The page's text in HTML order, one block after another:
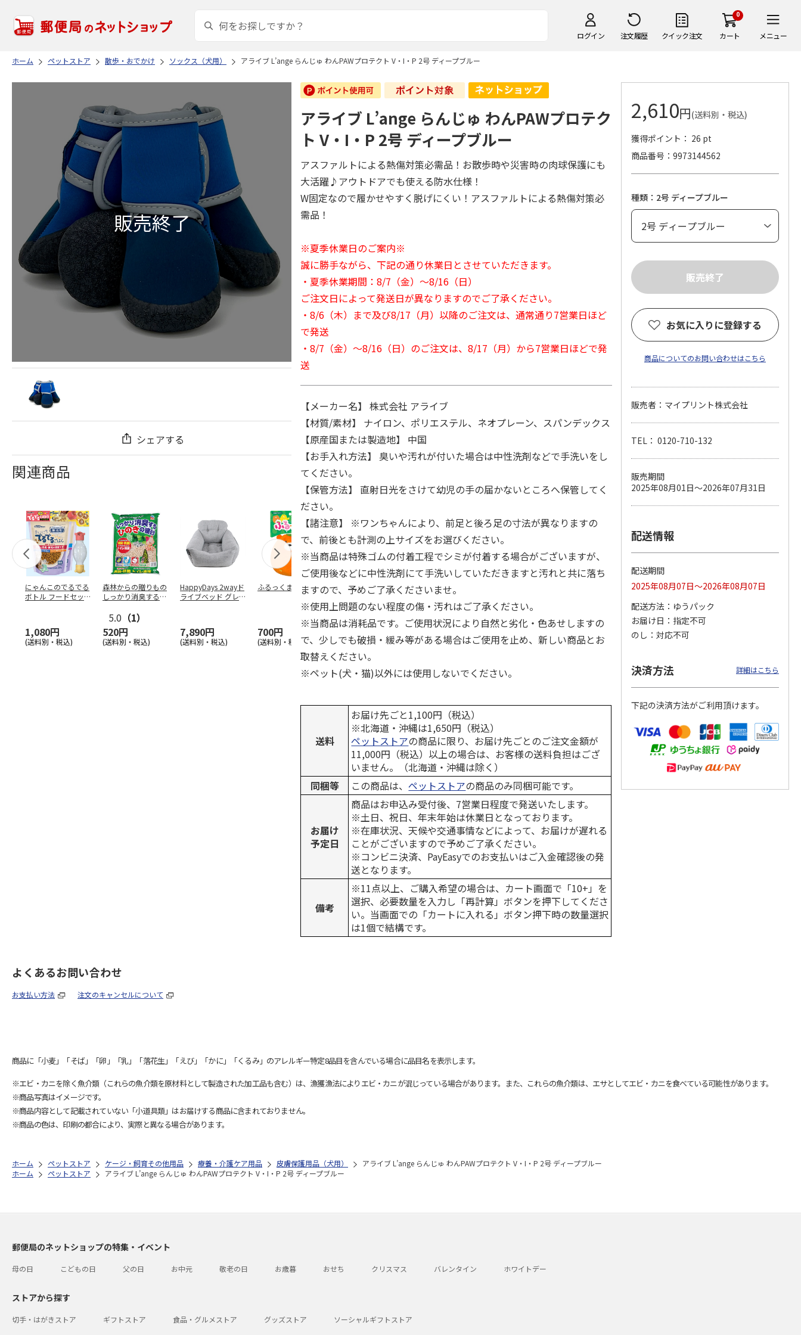
ログイン 注文履歴 クイック注文
0
カート メニュー
ホーム ペットストア 散歩・おでかけ ソックス（犬用） アライブ L’ange らんじゅ わんPAWプロテクト V・I・P 2号 ディープブルー
シェアする
関連商品
にゃんこのでるでる
ボトル フードセッ
1,080円
(送料別・税込)
森林からの贈りもの
しっかり消臭するひ
5.0 （1）
520円
(送料別・税込)
HappyDays 2wayド
ライブベッド グレ
7,890円
(送料別・税込)
ふるっくま みかん
700円
(送料別・税込)
デオトイレ 飛び散
らない消臭・抗菌サ
ンド 4L
1,320円
(送料別・税込)
獣医師開発 ニオイ
をとる砂専用 猫ト
イレ ナチュラルグ
1,550円
(送料別・税込)
ぐるぐるボーン型 S
470円
(送料別・税込)
120円
(送料別・税込)
ペット線香 虹のか
ローラルの香り
590円
(送料別・税込)
CIAO 香り立つクラ
アライブ L’ange らんじゅ わんPAWプロテク
ト V・I・P 2号 ディープブルー
アスファルトによる熱傷対策必需品！お散歩時や災害時の肉球保護にも
大活躍♪アウトドアでも使える防水仕様！
W固定なので履かせやすく脱げにくい！アスファルトによる熱傷対策必
需品！
※夏季休業日のご案内※
誠に勝手ながら、下記の通り休業日とさせていただきます。
・夏季休業期間：8/7（金）～8/16（日）
ご注文日によって発送日が異なりますのでご了承ください。
・8/6（木）まで及び8/17（月）以降のご注文は、通常通り7営業日ほど
で発送
・8/7（金）～8/16（日）のご注文は、8/17（月）から7営業日ほどで発
送
【メーカー名】 株式会社 アライブ
【材質/素材】 ナイロン、ポリエステル、ネオプレーン、スパンデックス
【原産国または製造地】 中国
【お手入れ方法】 臭いや汚れが付いた場合は中性洗剤などで手洗いをし
てください。
【保管方法】 直射日光をさけて幼児の手の届かないところへ保管してく
ださい。
【諸注意】 ※ワンちゃんにより、前足と後ろ足の寸法が異なりますの
で、前後とも計測の上サイズをお選びください。
※当商品は特殊ゴムの付着工程でシミが付着する場合がございますが、
ご使用後などに中性洗剤にて手洗いしていただきますと汚れと共に落ち
ますので、予めご了承くださいませ。
※使用上問題のない程度の傷・汚れはご了承ください。
※当商品は消耗品です。ご使用状況により自然と劣化・色あせしますの
で、少しでも破損・緩み等がある場合はご使用を止め、新しい商品とお
取替えください。
※ペット(犬・猫)以外には使用しないでください。
送料
お届け先ごと1,100円（税込）
※北海道・沖縄は1,650円（税込）
ペットストアの商品に限り、お届け先ごとのご注文金額が
11,000円（税込）以上の場合は、お客様の送料負担はござ
いません。（北海道・沖縄は除く）
同梱等
この商品は、ペットストアの商品のみ同梱可能です。
お届け
予定日
商品はお申込み受付後、7営業日程度で発送いたします。
※土日、祝日、年末年始は休業日となっております。
※在庫状況、天候や交通事情などによって、お届けが遅れる
ことがございますので予めご了承ください。
※コンビニ決済、PayEasyでのお支払いはご入金確認後の発
送となります。
備考
※11点以上、ご購入希望の場合は、カート画面で「10+」を
選択、必要数量を入力し「再計算」ボタンを押下してくださ
い。当画面での「カートに入れる」ボタン押下時の数量選択
は1個で結構です。
2,610円(送料別・税込)
獲得ポイント： 26 pt
商品番号
9973144562
種類：2号 ディープブルー
お気に入りに登録する
商品についてのお問い合わせはこちら
販売者：マイプリント株式会社
TEL： 0120-710-132
販売期間
2025年08月01日～2026年07月31日
配送情報
配送期間
2025年08月07日～2026年08月07日
配送方法
ゆうパック
お届け日
指定不可
のし
対応不可
決済方法 詳細はこちら
下記の決済方法がご利用頂けます。
よくあるお問い合わせ
お支払い方法 注文のキャンセルについて
商品に「小麦」「そば」「卵」「乳」「落花生」「えび」「かに」「くるみ」のアレルギー特定8品目を含んでいる場合に品目名を表示します。
※エビ・カニを除く魚介類（これらの魚介類を原材料として製造された加工品も含む）は、漁獲漁法によりエビ・カニが混じっている場合があります。また、これらの魚介類は、エサとしてエビ・カニを食べている可能性があります。
※商品写真はイメージです。
※商品内容として記載されていない「小道具類」はお届けする商品に含まれておりません。
※商品の色は、印刷の都合により、実際と異なる場合があります。
ホーム ペットストア ケージ・飼育その他用品 療養・介護ケア用品 皮膚保護用品（犬用）
アライブ L’ange らんじゅ わんPAWプロテクト V・I・P 2号 ディープブルー
ホーム
ペットストア アライブ L’ange らんじゅ わんPAWプロテクト V・I・P 2号 ディープブルー
郵便局のネットショップの特集・イベント
母の日 こどもの日 父の日 お中元 敬老の日 お歳暮 おせち クリスマス バレンタイン ホワイトデー
ストアから探す
切手・はがきストア ギフトストア 食品・グルメストア グッズストア ソーシャルギフトストア